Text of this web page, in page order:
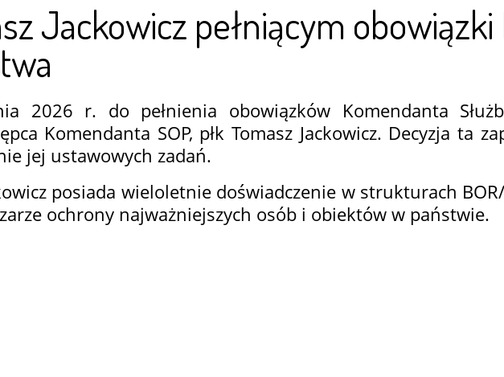
Jackowicz pełniącym
2026 r. do pełnienia obowiązków Komendanta
Komendanta SOP, płk Tomasz Jackowicz. Decyzja ta
jej ustawowych zadań.
posiada wieloletnie doświadczenie w strukturach
ochrony najważniejszych osób i obiektów w państwie.